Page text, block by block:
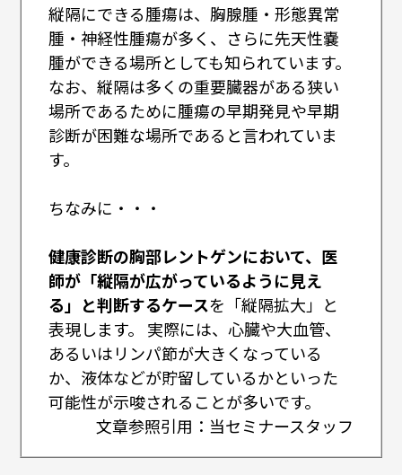
縦隔にできる腫瘍は、胸腺腫・形態異常
腫・神経性腫瘍が多く、さらに先天性嚢
腫ができる場所としても知られています。
なお、縦隔は多くの重要臓器がある狭い
場所であるために腫瘍の早期発見や早期
診断が困難な場所であると言われていま
す。
ちなみに・・・
健康診断の胸部レントゲンにおいて、医
師が「縦隔が広がっているように見え
る」と判断するケースを「縦隔拡大」と
表現します。 実際には、心臓や大血管、
あるいはリンパ節が大きくなっている
か、液体などが貯留しているかといった
可能性が示唆されることが多いです。
文章参照引用：当セミナースタッフ